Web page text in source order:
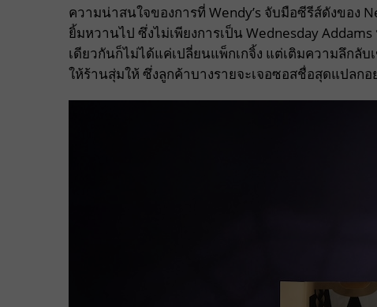
ความน่าสนใจของการที่ Wendy’s จับมือซีรีส์ดังขอ
ยิ้มหวานไป ซึ่งไม่เพียงการเป็น Wednesday
เดียวกันก็ไม่ได้แค่เปลี่ยนแพ็กเกจิ้ง แต่เติมความลึกลั
ให้ร้านสุ่มให้ ซึ่งลูกค้าบางรายจะเจอซอสชื่อสุดแปลกอย่